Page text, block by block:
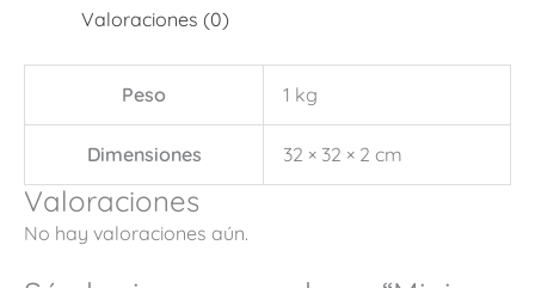
Valoraciones (0)
Peso 1 kg
Dimensiones 32 × 32 × 2 cm
Valoraciones
No hay valoraciones aún.